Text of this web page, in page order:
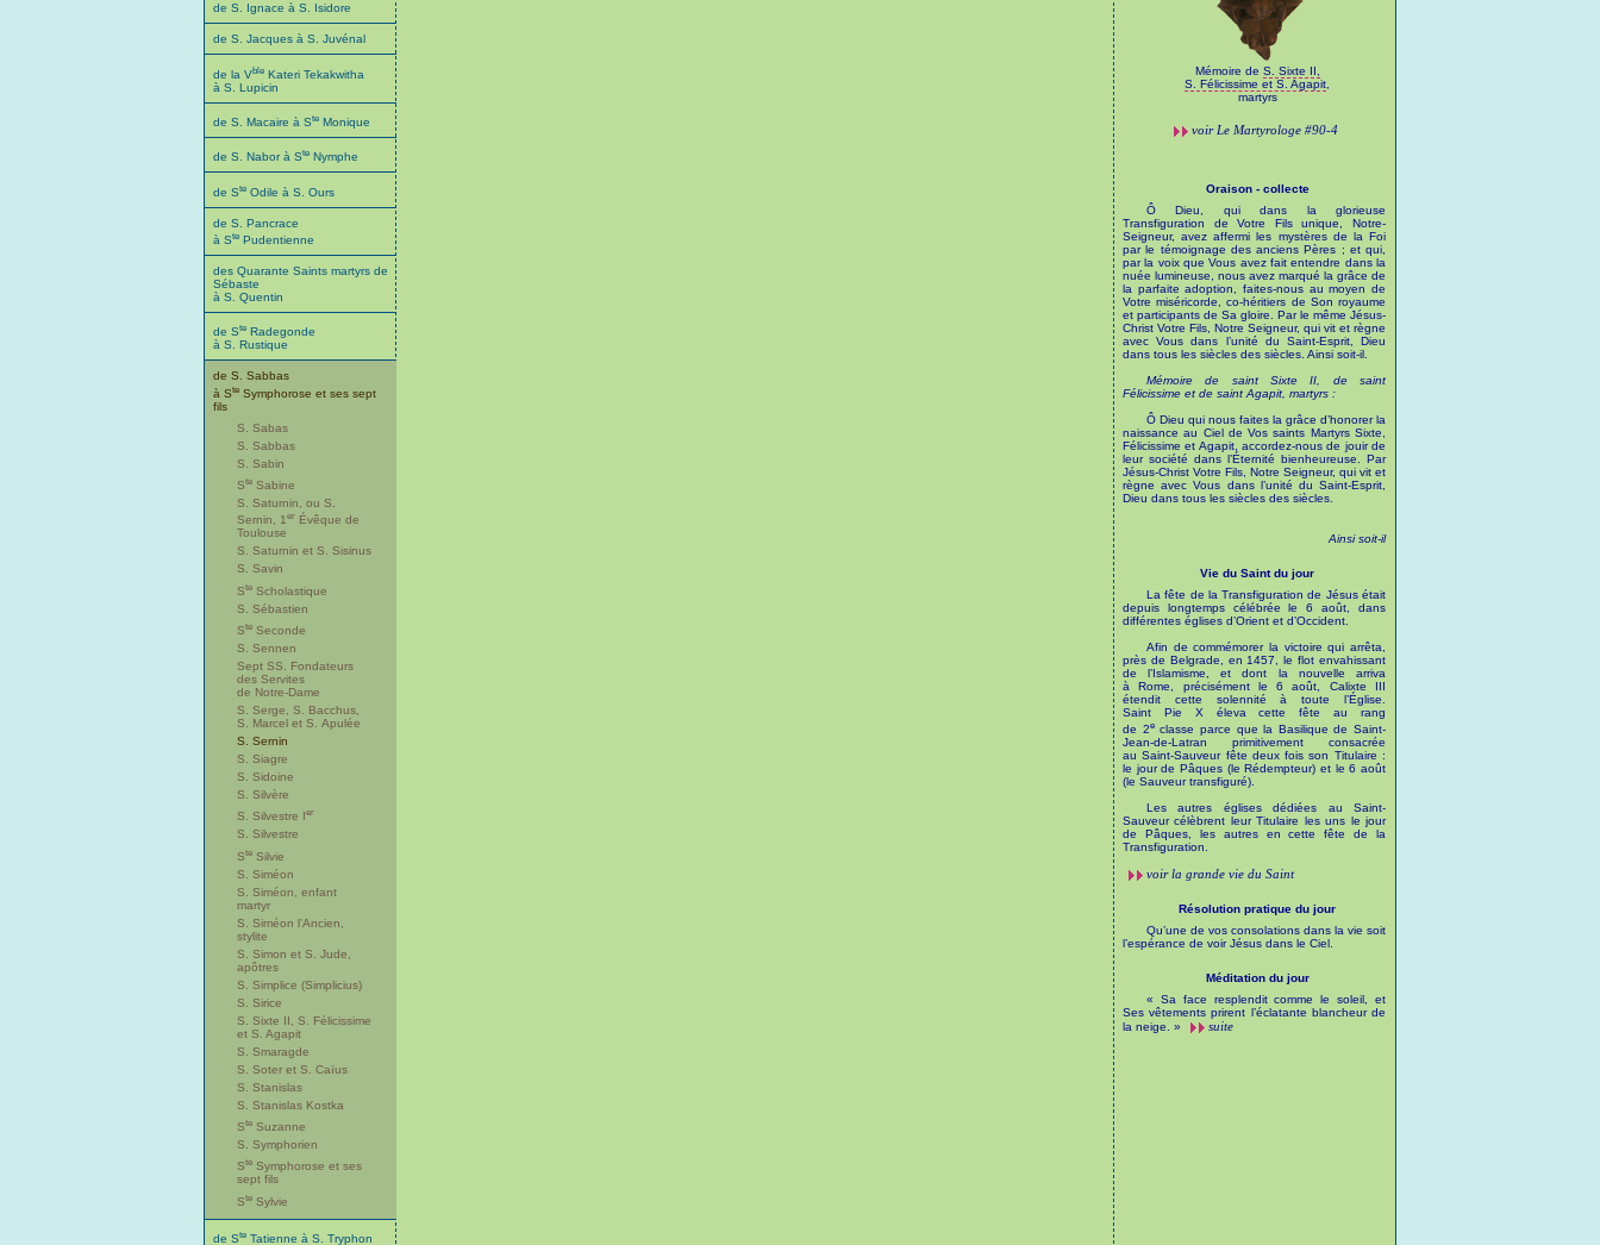
de S. Ignace à S. Isidore
de S. Jacques à S. Juvénal
de la Vble Kateri Tekakwitha
à S. Lupicin
de S. Macaire à Ste Monique
de S. Nabor à Ste Nymphe
de Ste Odile à S. Ours
de S. Pancrace
à Ste Pudentienne
des Quarante Saints martyrs de
Sébaste
à S. Quentin
de Ste Radegonde
à S. Rustique
de S. Sabbas
à Ste Symphorose et ses sept
fils
S. Sabas
S. Sabbas
S. Sabin
Ste Sabine
S. Saturnin, ou S.
Sernin, 1er Évêque de
Toulouse
S. Saturnin et S. Sisinus
S. Savin
Ste Scholastique
S. Sébastien
Ste Seconde
S. Sennen
Sept SS. Fondateurs
des Servites
de Notre-Dame
S. Serge, S. Bacchus,
S. Marcel et S. Apulée
S. Sernin
S. Siagre
S. Sidoine
S. Silvère
S. Silvestre Ier
S. Silvestre
Ste Silvie
S. Siméon
S. Siméon, enfant
martyr
S. Siméon l’Ancien,
stylite
S. Simon et S. Jude,
apôtres
S. Simplice (Simplicius)
S. Sirice
S. Sixte II, S. Félicissime
et S. Agapit
S. Smaragde
S. Soter et S. Caïus
S. Stanislas
S. Stanislas Kostka
Ste Suzanne
S. Symphorien
Ste Symphorose et ses
sept fils
Ste Sylvie
de Ste Tatienne à S. Tryphon
Mémoire de S. Sixte II,
S. Félicissime et S. Agapit
martyrs
voir Le Martyrologe#90-4
Oraison - collecte
Ô Dieu, qui dans la glorieuse
Transfiguration de Votre Fils unique, Notre-
Seigneur, avez affermi les mystères de la Foi
par le témoignage des anciens Pères ; et qui,
par la voix que Vous avez fait entendre dans la
nuée lumineuse, nous avez marqué la grâce de
la parfaite adoption, faites-nous au moyen de
Votre miséricorde, co-héritiers de Son royaume
et participants de Sa gloire. Par le même Jésus-
Christ Votre Fils, Notre Seigneur, qui vit et règne
avec Vous dans l’unité du Saint-Esprit, Dieu
dans tous les siècles des siècles. Ainsi soit-il.
Mémoire de saint Sixte II, de saint
Félicissime et de saint Agapit, martyrs :
Ô Dieu qui nous faites la grâce d’honorer la
naissance au Ciel de Vos saints Martyrs Sixte,
Félicissime et Agapit, accordez-nous de jouir de
leur société dans l’Éternité bienheureuse. Par
Jésus-Christ Votre Fils, Notre Seigneur, qui vit et
règne avec Vous dans l’unité du Saint-Esprit,
Dieu dans tous les siècles des siècles.
Ainsi soit-il
Vie du Saint du jour
La fête de la Transfiguration de Jésus était
depuis longtemps célébrée le 6 août, dans
différentes églises d’Orient et d’Occident.
Afin de commémorer la victoire qui arrêta,
près de Belgrade, en 1457, le flot envahissant
de l’Islamisme, et dont la nouvelle arriva
à Rome, précisément le 6 août, Calixte III
étendit cette solennité à toute l’Église.
Saint Pie X éleva cette fête au rang
de 2eclasse parce que la Basilique de Saint-
Jean-de-Latran primitivement consacrée
au Saint-Sauveur fête deux fois son Titulaire :
le jour de Pâques (le Rédempteur) et le 6 août
(le Sauveur transfiguré).
Les autres églises dédiées au Saint-
Sauveur célèbrent leur Titulaire les uns le jour
de Pâques, les autres en cette fête de la
Transfiguration.
voir la grande vie du Saint
Résolution pratique du jour
Qu’une de vos consolations dans la vie soit
l’espérance de voir Jésus dans le Ciel.
Méditation du jour
« Sa face resplendit comme le soleil, et
Ses vêtements prirent l’éclatante blancheur de
la neige. »
suite